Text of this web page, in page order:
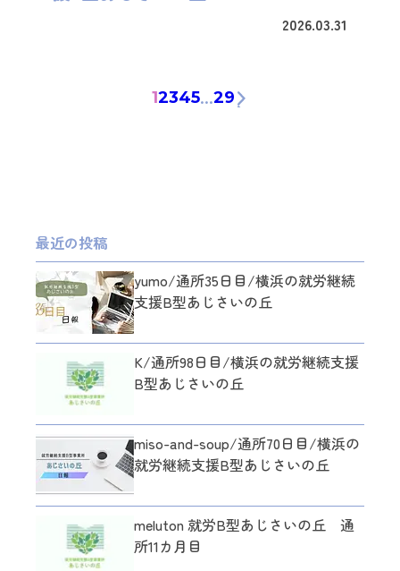
2026.03.31
12345…29
最近の投稿
yumo/通所35日目/横浜の就労継続
支援B型あじさいの丘
K/通所98日目/横浜の就労継続支援
B型あじさいの丘
miso-and-soup/通所70日目/横浜の
就労継続支援B型あじさいの丘
meluton 就労B型あじさいの丘 通
所11カ月目